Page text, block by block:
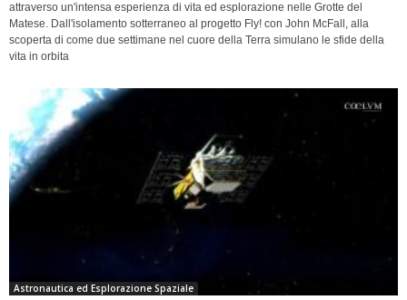
attraverso un'intensa esperienza di vita ed esplorazione nelle Grotte del
Matese. Dall'isolamento sotterraneo al progetto Fly! con John McFall, alla
scoperta di come due settimane nel cuore della Terra simulano le sfide della
vita in orbita
Astronautica ed Esplorazione Spaziale